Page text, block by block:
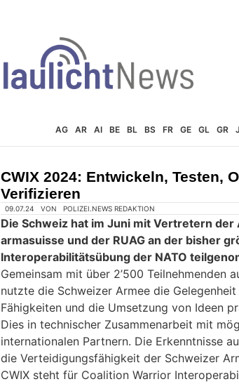
AG AR AI BE BL BS FR GE GL GR
CWIX 2024: Entwickeln, Testen,
Verifizieren
09.07.24 VON POLIZEI.NEWS REDAKTION
Die Schweiz hat im Juni mit Vertretern der
armasuisse und der RUAG an der bisher
Interoperabilitätsübung der NATO
Gemeinsam mit über 2’500 Teilnehmenden
nutzte die Schweizer Armee die Gelegenheit
Fähigkeiten und die Umsetzung von Ideen
Dies in technischer Zusammenarbeit mit
internationalen Partnern. Die Erkenntnisse
die Verteidigungsfähigkeit der Schweizer
CWIX steht für Coalition Warrior